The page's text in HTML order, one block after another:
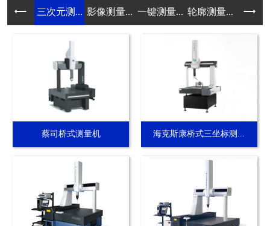
三次元测... 影像测量... 一键测量... 轮廓测量... 真圆
蔡司桥式测量机 海克斯康桥式三坐标测...